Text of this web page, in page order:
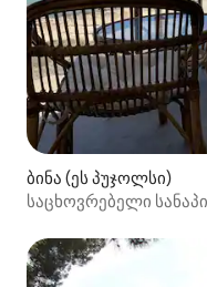
ბინა (ეს პუჯოლსი)
საცხოვრებელი